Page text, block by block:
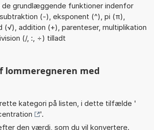
de grundlæggende funktioner indenfor
(-), eksponent (^), pi (π),
(√), addition (+), parenteser, multiplikation
(/, :, ÷) tilladt
lommeregneren med
kategori på listen, i dette tilfælde '
'.
den værdi, som du vil konvertere.